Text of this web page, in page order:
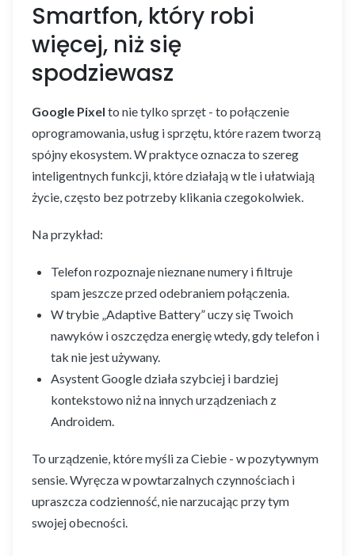
Smartfon, który robi
więcej, niż się
spodziewasz
Google Pixel to nie tylko sprzęt - to połączenie
oprogramowania, usług i sprzętu, które razem tworzą
spójny ekosystem. W praktyce oznacza to szereg
inteligentnych funkcji, które działają w tle i ułatwiają
życie, często bez potrzeby klikania czegokolwiek.
Na przykład:
Telefon rozpoznaje nieznane numery i filtruje
spam jeszcze przed odebraniem połączenia.
W trybie „Adaptive Battery” uczy się Twoich
nawyków i oszczędza energię wtedy, gdy telefon i
tak nie jest używany.
Asystent Google działa szybciej i bardziej
kontekstowo niż na innych urządzeniach z
Androidem.
To urządzenie, które myśli za Ciebie - w pozytywnym
sensie. Wyręcza w powtarzalnych czynnościach i
upraszcza codzienność, nie narzucając przy tym
swojej obecności.